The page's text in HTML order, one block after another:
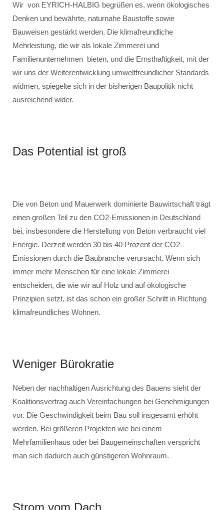
Wir von EYRICH-HALBIG begrüßen es, wenn ökologisches
Denken und bewährte, naturnahe Baustoffe sowie
Bauweisen gestärkt werden. Die klimafreundliche
Mehrleistung, die wir als lokale Zimmerei und
Familienunternehmen bieten, und die Ernsthaftigkeit, mit der
wir uns der Weiterentwicklung umweltfreundlicher Standards
widmen, spiegelte sich in der bisherigen Baupolitik nicht
ausreichend wider.
Das Potential ist groß
Die von Beton und Mauerwerk dominierte Bauwirtschaft trägt
einen großen Teil zu den CO2-Emissionen in Deutschland
bei, insbesondere die Herstellung von Beton verbraucht viel
Energie. Derzeit werden 30 bis 40 Prozent der CO2-
Emissionen durch die Baubranche verursacht. Wenn sich
immer mehr Menschen für eine lokale Zimmerei
entscheiden, die wie wir auf Holz und auf ökologische
Prinzipien setzt, ist das schon ein großer Schritt in Richtung
klimafreundliches Wohnen.
Weniger Bürokratie
Neben der nachhaltigen Ausrichtung des Bauens sieht der
Koalitionsvertrag auch Vereinfachungen bei Genehmigungen
vor. Die Geschwindigkeit beim Bau soll insgesamt erhöht
werden. Bei größeren Projekten wie bei einem
Mehrfamilienhaus oder bei Baugemeinschaften verspricht
man sich dadurch auch günstigeren Wohnraum.
Strom vom Dach